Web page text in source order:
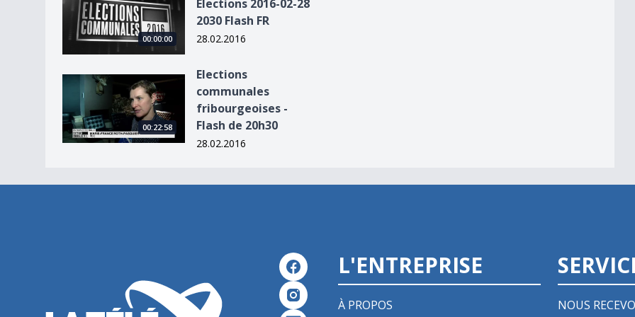
00:00:00
Elections 2016-02-28
2030 Flash FR
28.02.2016
Elections communales fribourgeoises - Flash de 20h30
00:22:58
Elections
communales
fribourgeoises -
Flash de 20h30
28.02.2016
L'ENTREPRISE
À PROPOS
NOUS